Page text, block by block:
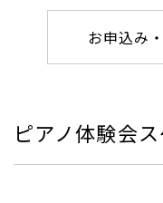
お申込み
ピアノ体験会